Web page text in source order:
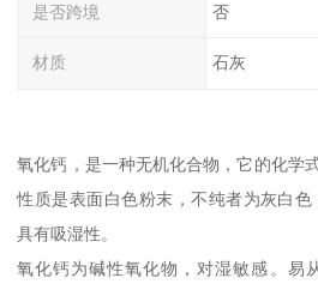
是否跨境 否
材质 石灰
氧化钙，是一种无机化合物，它的化学
性质是表面白色粉末，不纯者为灰白色
具有吸湿性。
氧化钙为碱性氧化物，对湿敏感。易